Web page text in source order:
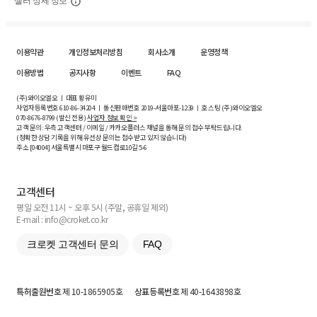
이용약관 개인정보처리방침 회사소개
운영정책
이용방법
공지사항 이벤트 FAQ
(주)와이오엘오 ㅣ 대표 황유미
사업자등록번호610-86-34204ㅣ 통신판매번호 2019-서울마포-1239 ㅣ 호스팅 (주)와이오엘오
070-8676-8799 (발신 전용)사업자 정보 확인 >
고객 문의: 우측 고객센터 / 이메일 / 카카오플러스 채널을 통해 문의 접수 부탁드립니다.
(정확한 상담 기록을 위해 유선상 문의는 접수받고 있지 않습니다)
주소 [04004] 서울특별시 마포구 월드컵로10길5-6
고객센터
평일 오전 11시 ~ 오후 5시 (주말, 공휴일 제외)
E-mail : info@croket.co.kr
크로켓 고객센터 문의 FAQ
특허출원번호제 10-1865905호 상표등록번호제 40-1643898호